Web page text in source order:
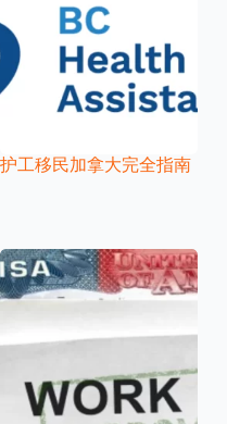
护工移民加拿大完全指南